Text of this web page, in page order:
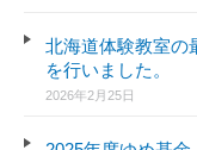
北海道体験教室の
を行いました。
2026年2月25日